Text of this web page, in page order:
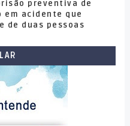
preventiva de
em acidente que
de duas pessoas